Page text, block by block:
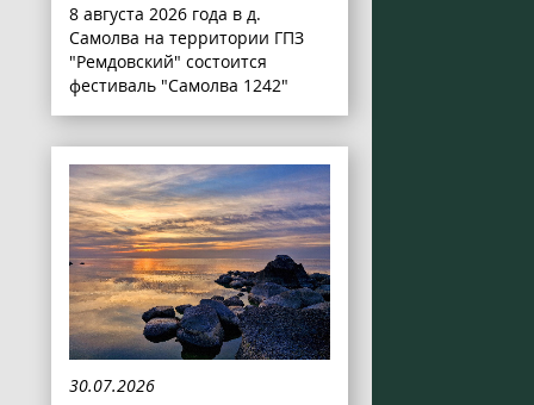
8 августа 2026 года в д.
Самолва на территории ГПЗ
"Ремдовский" состоится
фестиваль "Самолва 1242"
30.07.2026